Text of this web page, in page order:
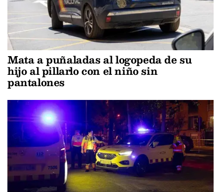
Mata a puñaladas al logopeda de su
hijo al pillarlo con el niño sin
pantalones